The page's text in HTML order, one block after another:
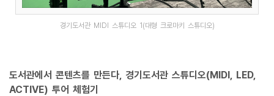
경기도서관 MIDI 스튜디오 1(대형 크로마키 스튜디오)
도서관에서 콘텐츠를 만든다, 경기도서관 스튜디오(MIDI, LED,
ACTIVE) 투어 체험기